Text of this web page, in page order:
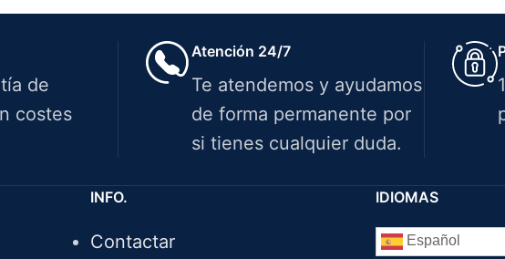
de
costes
Atención 24/7
Te atendemos y ayudamos
de forma permanente por
si tienes cualquier duda.
INFO.
Contactar
IDIOMAS
Español